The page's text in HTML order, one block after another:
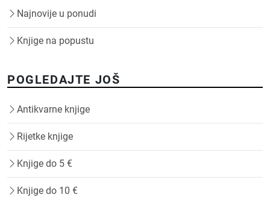
Najnovije u ponudi
Knjige na popustu
POGLEDAJTE JOŠ
Antikvarne knjige
Rijetke knjige
Knjige do 5 €
Knjige do 10 €